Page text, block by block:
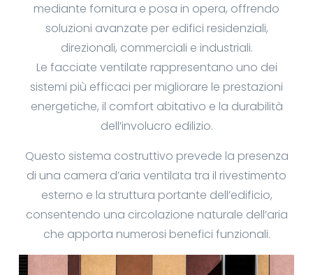
mediante fornitura e posa in opera, offrendo
soluzioni avanzate per edifici residenziali,
direzionali, commerciali e industriali.
Le facciate ventilate rappresentano uno dei
sistemi più efficaci per migliorare le prestazioni
energetiche, il comfort abitativo e la durabilità
dell’involucro edilizio.
Questo sistema costruttivo prevede la presenza
di una camera d’aria ventilata tra il rivestimento
esterno e la struttura portante dell’edificio,
consentendo una circolazione naturale dell’aria
che apporta numerosi benefici funzionali.